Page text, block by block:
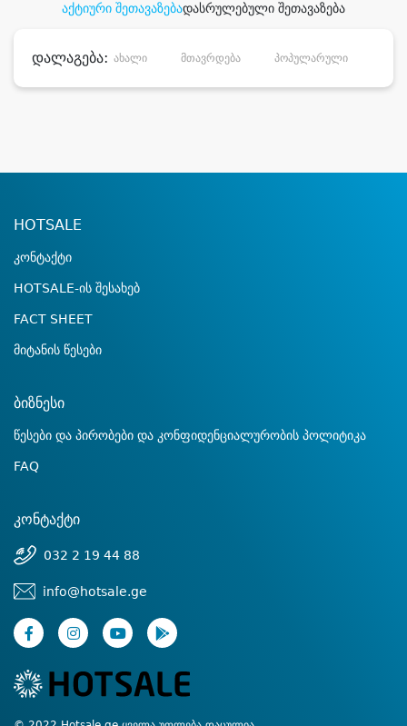
აქტიური შეთავაზებადასრულებული შეთავაზება
დალაგება: ახალი მთავრდება პოპულარული
HOTSALE
კონტაქტი
HOTSALE-ის შესახებ
FACT SHEET
მიტანის წესები
ბიზნესი
წესები და პირობები და კონფიდენციალურობის პოლიტიკა
FAQ
კონტაქტი
032 2 19 44 88
info@hotsale.ge